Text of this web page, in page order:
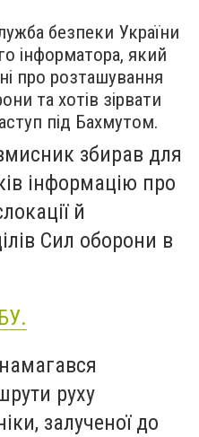
безпеки України
інформатора, який
про розташування
та хотів зірвати
під Бахмутом.
збирав для
інформацію про
й
Сил оборони в
руху
залученої до